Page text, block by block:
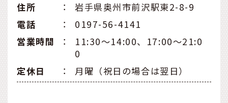
住所
：
岩手県奥州市前沢駅東2-8-9
電話
：
0197-56-4141
営業時間
：
11:30〜14:00、17:00〜21:0
0
定休日
： 月曜（祝日の場合は翌日）